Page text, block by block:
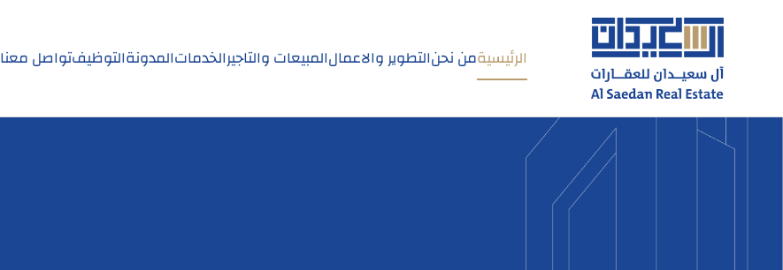
الرئيسيةمن نحنالتطوير والاعمالالمبيعات والتاجيرالخدماتالمدونةالتوظيفتواصل معنا